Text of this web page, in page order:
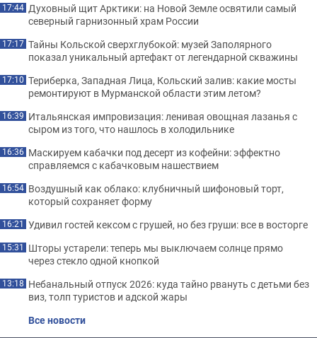
17:44 Духовный щит Арктики: на Новой Земле освятили самый
северный гарнизонный храм России
17:17 Тайны Кольской сверхглубокой: музей Заполярного
показал уникальный артефакт от легендарной скважины
17:10 Териберка, Западная Лица, Кольский залив: какие мосты
ремонтируют в Мурманской области этим летом?
16:39 Итальянская импровизация: ленивая овощная лазанья с
сыром из того, что нашлось в холодильнике
16:36 Маскируем кабачки под десерт из кофейни: эффектно
справляемся с кабачковым нашествием
16:54 Воздушный как облако: клубничный шифоновый торт,
который сохраняет форму
16:21 Удивил гостей кексом с грушей, но без груши: все в восторге
15:31 Шторы устарели: теперь мы выключаем солнце прямо
через стекло одной кнопкой
13:18 Небанальный отпуск 2026: куда тайно рвануть с детьми без
виз, толп туристов и адской жары
Все новости